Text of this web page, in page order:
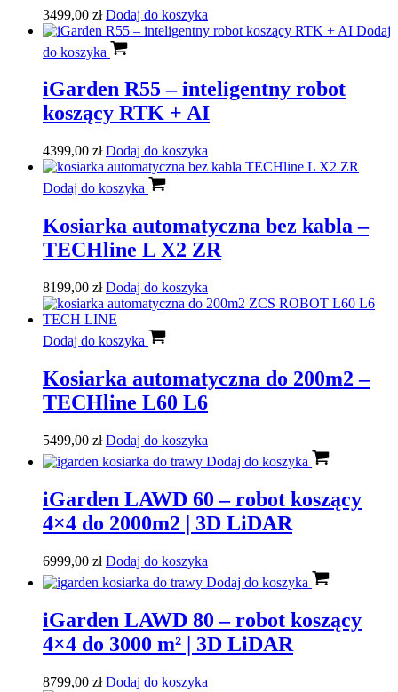
3499,00 zł Dodaj do koszyka
Dodaj
do koszyka
iGarden R55 – inteligentny robot
koszący RTK + AI
4399,00 zł Dodaj do koszyka
Dodaj do koszyka
Kosiarka automatyczna bez kabla –
TECHline L X2 ZR
8199,00 zł Dodaj do koszyka
Dodaj do koszyka
Kosiarka automatyczna do 200m2 –
TECHline L60 L6
5499,00 zł Dodaj do koszyka
Dodaj do koszyka
iGarden LAWD 60 – robot koszący
4×4 do 2000m2 | 3D LiDAR
6999,00 zł Dodaj do koszyka
Dodaj do koszyka
iGarden LAWD 80 – robot koszący
4×4 do 3000 m² | 3D LiDAR
8799,00 zł Dodaj do koszyka